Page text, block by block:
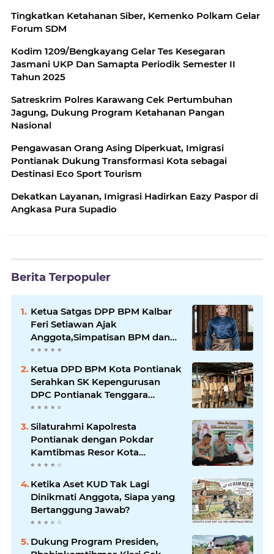
Tingkatkan Ketahanan Siber, Kemenko Polkam Gelar
Forum SDM
Kodim 1209/Bengkayang Gelar Tes Kesegaran
Jasmani UKP Dan Samapta Periodik Semester II
Tahun 2025
Satreskrim Polres Karawang Cek Pertumbuhan
Jagung, Dukung Program Ketahanan Pangan
Nasional
Pengawasan Orang Asing Diperkuat, Imigrasi
Pontianak Dukung Transformasi Kota sebagai
Destinasi Eco Sport Tourism
Dekatkan Layanan, Imigrasi Hadirkan Eazy Paspor di
Angkasa Pura Supadio
Berita Terpopuler
Ketua Satgas DPP BPM Kalbar
Feri Setiawan Ajak
Anggota,Simpatisan BPM dan
Masyarakat Kibarkan Merah
Putih Sambut HUT ke-81 RI
Ketua DPD BPM Kota Pontianak
Serahkan SK Kepengurusan
DPC Pontianak Tenggara
Periode 2026–2029
Silaturahmi Kapolresta
Pontianak dengan Pokdar
Kamtibmas Resor Kota
Pontianak
Ketika Aset KUD Tak Lagi
Dinikmati Anggota, Siapa yang
Bertanggung Jawab?
Dukung Program Presiden,